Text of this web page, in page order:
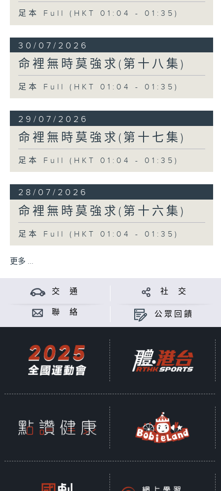
足本 Full (HKT 01:04 - 01:35)
30/07/2026
命裡無時莫強求(第十八集)
足本 Full (HKT 01:04 - 01:35)
29/07/2026
命裡無時莫強求(第十七集)
足本 Full (HKT 01:04 - 01:35)
28/07/2026
命裡無時莫強求(第十六集)
足本 Full (HKT 01:04 - 01:35)
更多 ...
交 通 社 交
聯 絡 公眾回饋